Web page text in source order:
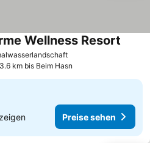
Wellness Resort
3.6 km bis Beim Hasn
Preise sehen